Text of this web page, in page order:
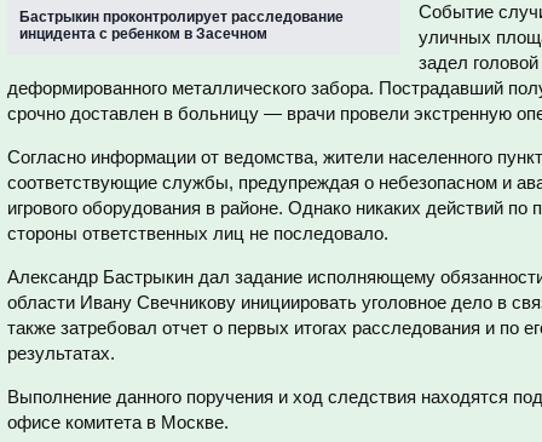
Бастрыкин проконтролирует расследование
инцидента с ребенком в Засечном
Событие
уличных
задел
деформированного металлического забора. Пострадавший
срочно доставлен в больницу — врачи провели экстренную
Согласно информации от ведомства, жители населенного
соответствующие службы, предупреждая о небезопасном и
игрового оборудования в районе. Однако никаких действий
стороны ответственных лиц не последовало.
Александр Бастрыкин дал задание исполняющему
области Ивану Свечникову инициировать уголовное дело в
также затребовал отчет о первых итогах расследования и по
результатах.
Выполнение данного поручения и ход следствия находятся
офисе комитета в Москве.